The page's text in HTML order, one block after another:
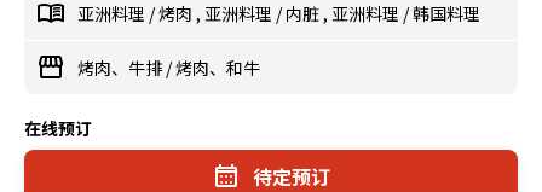
亚洲料理 /烤肉 , 亚洲料理 /内脏 , 亚洲料理 /韩国料理
烤肉、牛排 /烤肉、和牛
在线预订
待定预订